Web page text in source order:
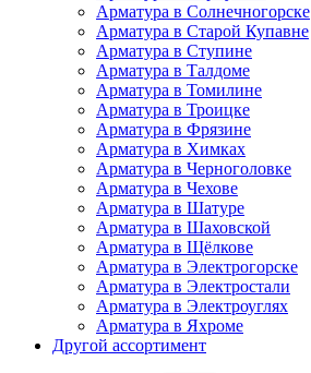
Арматура в Солнечногорске
Арматура в Старой Купавне
Арматура в Ступине
Арматура в Талдоме
Арматура в Томилине
Арматура в Троицке
Арматура в Фрязине
Арматура в Химках
Арматура в Черноголовке
Арматура в Чехове
Арматура в Шатуре
Арматура в Шаховской
Арматура в Щёлкове
Арматура в Электрогорске
Арматура в Электростали
Арматура в Электроуглях
Арматура в Яхроме
Другой ассортимент